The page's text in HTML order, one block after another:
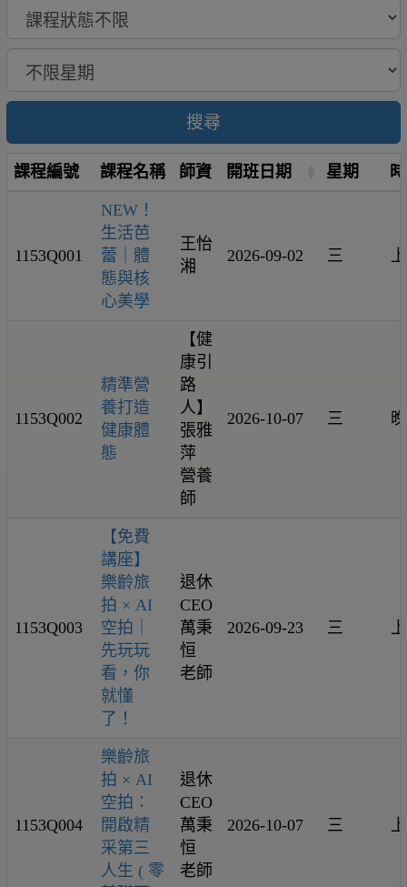
搜尋
課程編號 課程名稱 師資 開班日期 星期
1153Q001
NEW！
生活芭
蕾｜體
態與核
心美學
王怡
湘
2026-09-02 三
1153Q002
精準營
養打造
健康體
態
【健
康引
路
人】
張雅
萍
營養
師
2026-10-07 三
1153Q003
【免費
講座】
樂齡旅
拍 × AI
空拍｜
先玩玩
看，你
就懂
了！
退休
CEO
萬秉
恒
老師
2026-09-23 三
1153Q004
樂齡旅
拍 × AI
空拍：
開啟精
采第三
人生 ( 零
退休
CEO
萬秉
恒
老師
2026-10-07 三